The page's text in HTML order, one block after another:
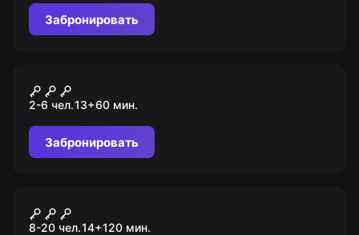
Забронировать
Сокровища майя
2-6 чел.13+60 мин.
Забронировать
Зачарованный замок
8-20 чел.14+120 мин.